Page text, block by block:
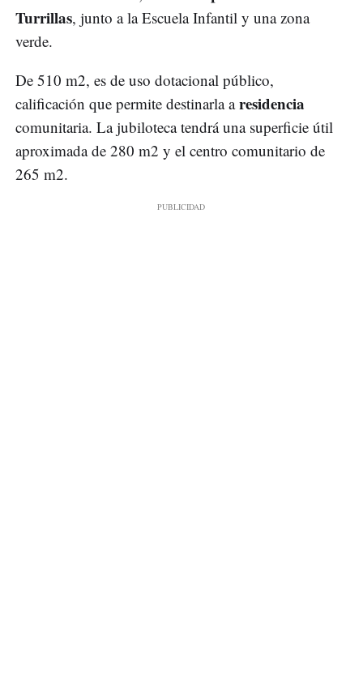
Turrillas, junto a la Escuela Infantil y una zona
verde.
De 510 m2, es de uso dotacional público,
calificación que permite destinarla aresidencia
comunitaria. La jubiloteca tendrá una superficie útil
aproximada de 280 m2 y el centro comunitario de
265 m2.